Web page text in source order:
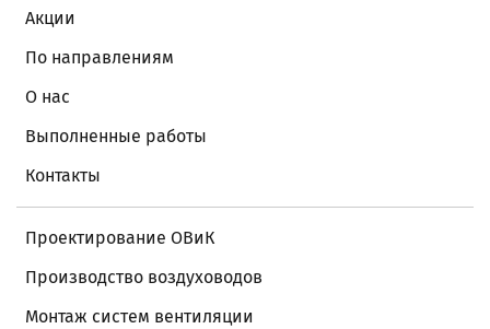
Акции
По направлениям
О нас
Выполненные работы
Контакты
Проектирование ОВиК
Производство воздуховодов
Монтаж систем вентиляции